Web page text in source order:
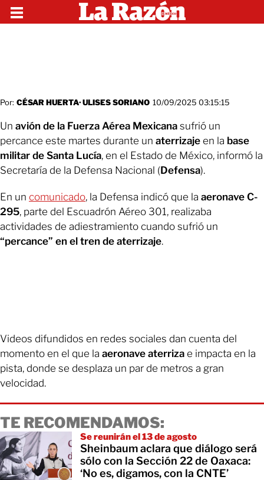
Por: CÉSAR HUERTA·ULISES SORIANO 10/09/2025 03:15:15
Un avión de la Fuerza Aérea Mexicana sufrió un
percance este martes durante un aterrizaje en la base
militar de Santa Lucía, en el Estado de México, informó la
Secretaría de la Defensa Nacional (Defensa).
En un comunicado, la Defensa indicó que la aeronave C-
295, parte del Escuadrón Aéreo 301, realizaba
actividades de adiestramiento cuando sufrió un
“percance” en el tren de aterrizaje.
Videos difundidos en redes sociales dan cuenta del
momento en el que la aeronave aterriza e impacta en la
pista, donde se desplaza un par de metros a gran
velocidad.
TE RECOMENDAMOS:
Se reunirán el 13 de agosto
Sheinbaum aclara que diálogo será
sólo con la Sección 22 de Oaxaca:
‘No es, digamos, con la CNTE’